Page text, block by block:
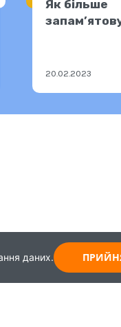
Як більше
20.02.2023
даних.